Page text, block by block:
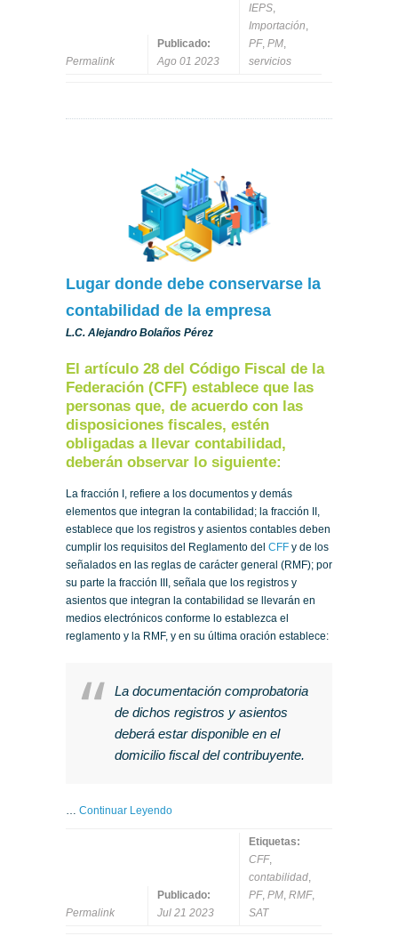
Permalink
Publicado:
Ago 01 2023
IEPS
Importación
PF, PM
servicios
Lugar donde debe conservarse la
contabilidad de la empresa
L.C. Alejandro Bolaños Pérez
El artículo 28 del Código Fiscal de la
Federación (CFF) establece que las
personas que, de acuerdo con las
disposiciones fiscales, estén
obligadas a llevar contabilidad,
deberán observar lo siguiente:
La fracción I, refiere a los documentos y demás
elementos que integran la contabilidad; la fracción II,
establece que los registros y asientos contables deben
cumplir los requisitos del Reglamento del CFF y de los
señalados en las reglas de carácter general (RMF); por
su parte la fracción III, señala que los registros y
asientos que integran la contabilidad se llevarán en
medios electrónicos conforme lo establezca el
reglamento y la RMF, y en su última oración establece:
La documentación comprobatoria
de dichos registros y asientos
deberá estar disponible en el
domicilio fiscal del contribuyente.
… Continuar Leyendo
Permalink
Publicado:
Jul 21 2023
Etiquetas:
CFF,
contabilidad,
PF, PM, RMF,
SAT